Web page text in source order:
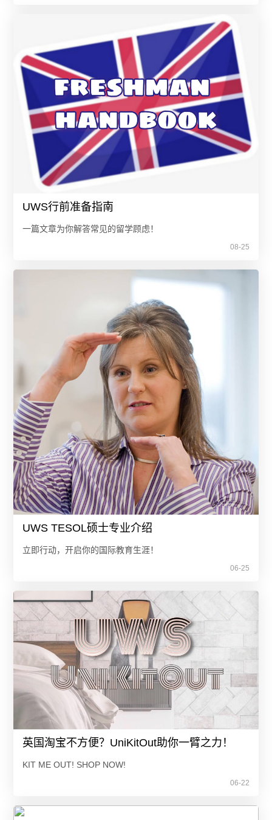
UWS行前准备指南
一篇文章为你解答常见的留学顾虑！
08-25
UWS TESOL硕士专业介绍
立即行动，开启你的国际教育生涯！
06-25
英国淘宝不方便？UniKitOut助你一臂之力！
KIT ME OUT! SHOP NOW!
06-22